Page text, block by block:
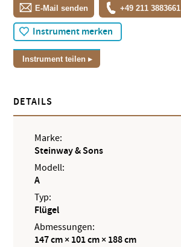
E-Mail senden +49 211 3883661
Instrument merken
Instrument teilen
DETAILS
Marke:
Steinway & Sons
Modell:
A
Typ:
Flügel
Abmessungen:
147 cm × 101 cm × 188 cm